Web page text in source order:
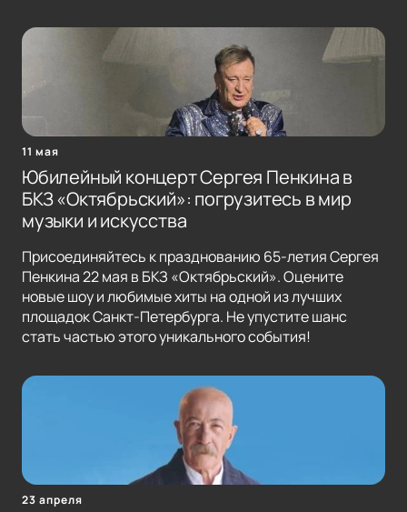
11 мая
Юбилейный концерт Сергея Пенкина в
БКЗ «Октябрьский»: погрузитесь в мир
музыки и искусства
Присоединяйтесь к празднованию 65-летия Сергея
Пенкина 22 мая в БКЗ «Октябрьский». Оцените
новые шоу и любимые хиты на одной из лучших
площадок Санкт-Петербурга. Не упустите шанс
стать частью этого уникального события!
23 апреля